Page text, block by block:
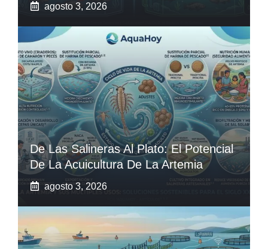
agosto 3, 2026
De Las Salineras Al Plato: El Potencial
De La Acuicultura De La Artemia
agosto 3, 2026